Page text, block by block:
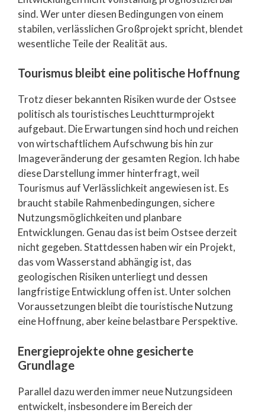
sind. Wer unter diesen Bedingungen von einem
stabilen, verlässlichen Großprojekt spricht, blendet
wesentliche Teile der Realität aus.
Tourismus bleibt eine politische Hoffnung
Trotz dieser bekannten Risiken wurde der Ostsee
politisch als touristisches Leuchtturmprojekt
aufgebaut. Die Erwartungen sind hoch und reichen
von wirtschaftlichem Aufschwung bis hin zur
Imageveränderung der gesamten Region. Ich habe
diese Darstellung immer hinterfragt, weil
Tourismus auf Verlässlichkeit angewiesen ist. Es
braucht stabile Rahmenbedingungen, sichere
Nutzungsmöglichkeiten und planbare
Entwicklungen. Genau das ist beim Ostsee derzeit
nicht gegeben. Stattdessen haben wir ein Projekt,
das vom Wasserstand abhängig ist, das
geologischen Risiken unterliegt und dessen
langfristige Entwicklung offen ist. Unter solchen
Voraussetzungen bleibt die touristische Nutzung
eine Hoffnung, aber keine belastbare Perspektive.
Energieprojekte ohne gesicherte
Grundlage
Parallel dazu werden immer neue Nutzungsideen
entwickelt, insbesondere im Bereich der